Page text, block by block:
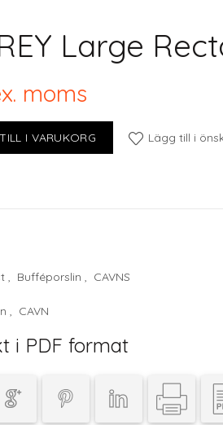
Large
moms
Rectangular Oven Plate mängd
I VARUKORG Lägg till i
, Bufféporslin , CAVNS
, CAVN
i PDF format